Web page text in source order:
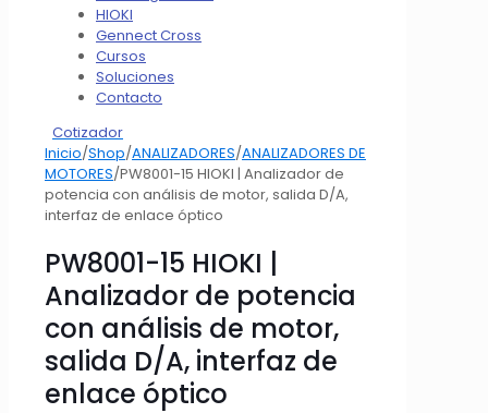
HIOKI
Gennect Cross
Cursos
Soluciones
Contacto
Cotizador
Inicio/Shop/ANALIZADORES/ANALIZADORES DE
MOTORES/PW8001-15 HIOKI | Analizador de
potencia con análisis de motor, salida D/A,
interfaz de enlace óptico
PW8001-15 HIOKI |
Analizador de potencia
con análisis de motor,
salida D/A, interfaz de
enlace óptico